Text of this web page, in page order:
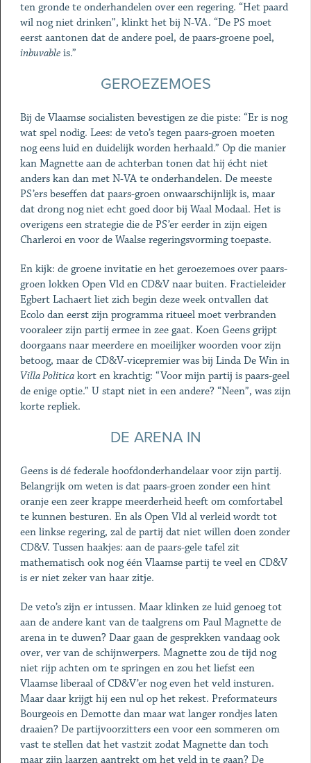
ten gronde te onderhandelen over een regering. “Het paard
wil nog niet drinken”, klinkt het bij N-VA. “De PS moet
eerst aantonen dat de andere poel, de paars-groene poel,
inbuvableis.”
GEROEZEMOES
Bij de Vlaamse socialisten bevestigen ze die piste: “Er is nog
wat spel nodig. Lees: de veto’s tegen paars-groen moeten
nog eens luid en duidelijk worden herhaald.” Op die manier
kan Magnette aan de achterban tonen dat hij écht niet
anders kan dan met N-VA te onderhandelen. De meeste
PS’ers beseffen dat paars-groen onwaarschijnlijk is, maar
dat drong nog niet echt goed door bij Waal Modaal. Het is
overigens een strategie die de PS’er eerder in zijn eigen
Charleroi en voor de Waalse regeringsvorming toepaste.
En kijk: de groene invitatie en het geroezemoes over paars-
groen lokken Open Vld en CD&V naar buiten. Fractieleider
Egbert Lachaert liet zich begin deze week ontvallen dat
Ecolo dan eerst zijn programma ritueel moet verbranden
vooraleer zijn partij ermee in zee gaat. Koen Geens grijpt
doorgaans naar meerdere en moeilijker woorden voor zijn
betoog, maar de CD&V-vicepremier was bij Linda De Win in
Villa Politicakort en krachtig: “Voor mijn partij is paars-geel
de enige optie.” U stapt niet in een andere? “Neen”, was zijn
korte repliek.
DE ARENA IN
Geens is dé federale hoofdonderhandelaar voor zijn partij.
Belangrijk om weten is dat paars-groen zonder een hint
oranje een zeer krappe meerderheid heeft om comfortabel
te kunnen besturen. En als Open Vld al verleid wordt tot
een linkse regering, zal de partij dat niet willen doen zonder
CD&V. Tussen haakjes: aan de paars-gele tafel zit
mathematisch ook nog één Vlaamse partij te veel en CD&V
is er niet zeker van haar zitje.
De veto’s zijn er intussen. Maar klinken ze luid genoeg tot
aan de andere kant van de taalgrens om Paul Magnette de
arena in te duwen? Daar gaan de gesprekken vandaag ook
over, ver van de schijnwerpers. Magnette zou de tijd nog
niet rijp achten om te springen en zou het liefst een
Vlaamse liberaal of CD&V’er nog even het veld insturen.
Maar daar krijgt hij een nul op het rekest. Preformateurs
Bourgeois en Demotte dan maar wat langer rondjes laten
draaien? De partijvoorzitters een voor een sommeren om
vast te stellen dat het vastzit zodat Magnette dan toch
maar zijn laarzen aantrekt om het veld in te gaan? De